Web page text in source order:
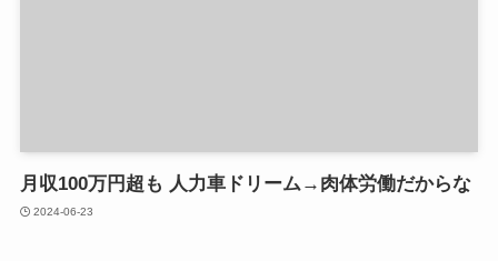
月収100万円超も 人力車ドリーム→肉体労働だからな
2024-06-23